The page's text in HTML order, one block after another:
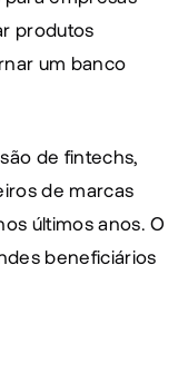
produtos
um banco
de fintechs,
de marcas
últimos anos. O
beneficiários